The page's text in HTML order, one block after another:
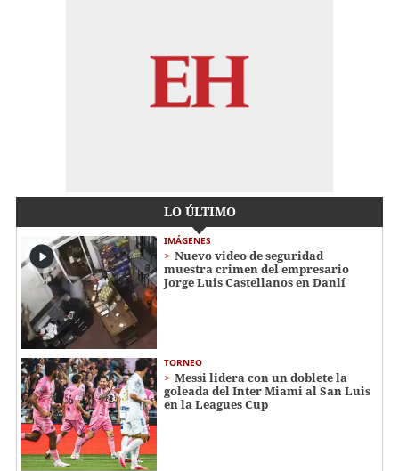
LO ÚLTIMO
IMÁGENES
Nuevo video de seguridad
muestra crimen del empresario
Jorge Luis Castellanos en Danlí
TORNEO
Messi lidera con un doblete la
goleada del Inter Miami al San Luis
en la Leagues Cup